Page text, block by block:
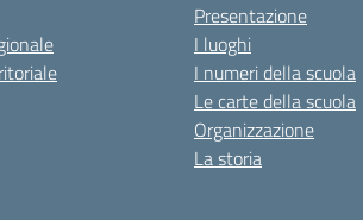
Presentazione
I luoghi
I numeri della scuola
Le carte della scuola
Organizzazione
La storia